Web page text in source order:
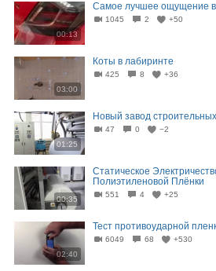
00:13
Самое лучшее ощущение
1045 2 +50
03:00
Коты в лабиринте
425 8 +36
01:25
Новый завод
47 0 −2
00:35
Статическое
Полиэтиленовой Плёнки
551 4 +25
02:40
Тест противоударной
6049 68 +530